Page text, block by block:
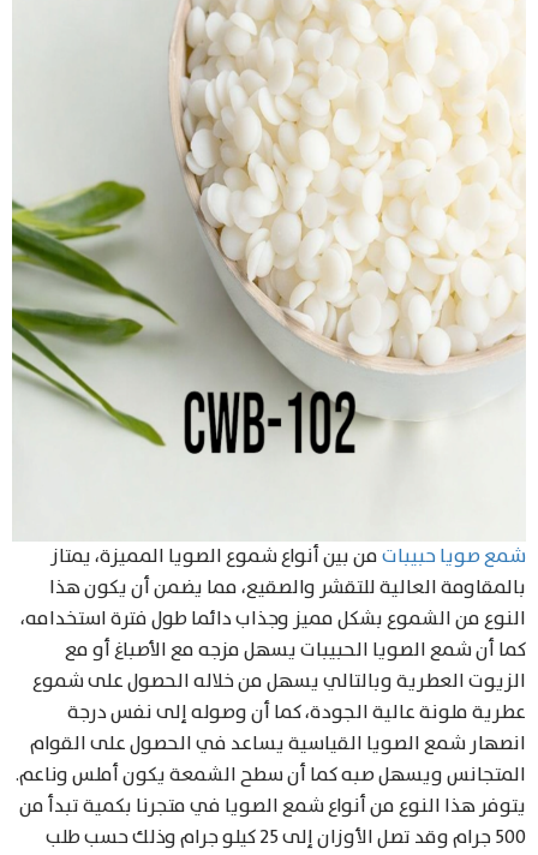
شمع صويا حبيباتمن بين أنواع شموع الصويا المميزة، يمتاز
بالمقاومة العالية للتقشر والصقيع، مما يضمن أن يكون هذا
النوع من الشموع بشكل مميز وجذاب دائما طول فترة استخدامه،
كما أن شمع الصويا الحبيبات يسهل مزجه مع الأصباغ أو مع
الزيوت العطرية وبالتالي يسهل من خلاله الحصول على شموع
عطرية ملونة عالية الجودة، كما أن وصوله إلى نفس درجة
انصهار شمع الصويا القياسية يساعد في الحصول على القوام
المتجانس ويسهل صبه كما أن سطح الشمعة يكون أملس وناعم.
يتوفر هذا النوع من أنواع شمع الصويا في متجرنا بكمية تبدأ من
500 جرام وقد تصل الأوزان إلى 25 كيلو جرام وذلك حسب طلب